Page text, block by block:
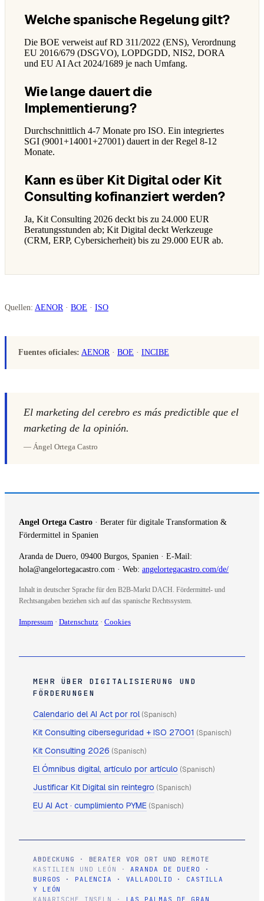
Welche spanische Regelung gilt?
Die BOE verweist auf RD 311/2022 (ENS), Verordnung
EU 2016/679 (DSGVO), LOPDGDD, NIS2, DORA
und EU AI Act 2024/1689 je nach Umfang.
Wie lange dauert die
Implementierung?
Durchschnittlich 4-7 Monate pro ISO. Ein integriertes
SGI (9001+14001+27001) dauert in der Regel 8-12
Monate.
Kann es über Kit Digital oder Kit
Consulting kofinanziert werden?
Ja, Kit Consulting 2026 deckt bis zu 24.000 EUR
Beratungsstunden ab; Kit Digital deckt Werkzeuge
(CRM, ERP, Cybersicherheit) bis zu 29.000 EUR ab.
Quellen: AENOR · BOE · ISO
Fuentes oficiales: AENOR · BOE · INCIBE
El marketing del cerebro es más predictible que el
marketing de la opinión.
— Ángel Ortega Castro
Angel Ortega Castro · Berater für digitale Transformation &
Fördermittel in Spanien
Aranda de Duero, 09400 Burgos, Spanien · E-Mail:
hola@angelortegacastro.com · Web: angelortegacastro.com/de/
Inhalt in deutscher Sprache für den B2B-Markt DACH. Fördermittel- und
Rechtsangaben beziehen sich auf das spanische Rechtssystem.
Impressum · Datenschutz · Cookies
MEHR ÜBER DIGITALISIERUNG UND
FÖRDERUNGEN
Calendario del AI Act por rol(Spanisch)
Kit Consulting ciberseguridad + ISO 27001 (Spanisch)
Kit Consulting 2026 (Spanisch)
El Ómnibus digital, artículo por artículo (Spanisch)
Justificar Kit Digital sin reintegro (Spanisch)
EU AI Act · cumplimiento PYME (Spanisch)
ABDECKUNG · BERATER VOR ORT UND REMOTE
KASTILIEN UND LEÓN ·ARANDA DE DUERO
·
BURGOS
· PALENCIA · VALLADOLID · CASTILLA
Y LEÓN
KANARISCHE INSELN · LAS PALMAS DE GRAN